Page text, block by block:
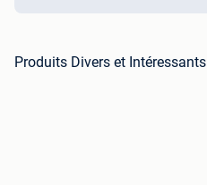
Produits Divers et Intéressants